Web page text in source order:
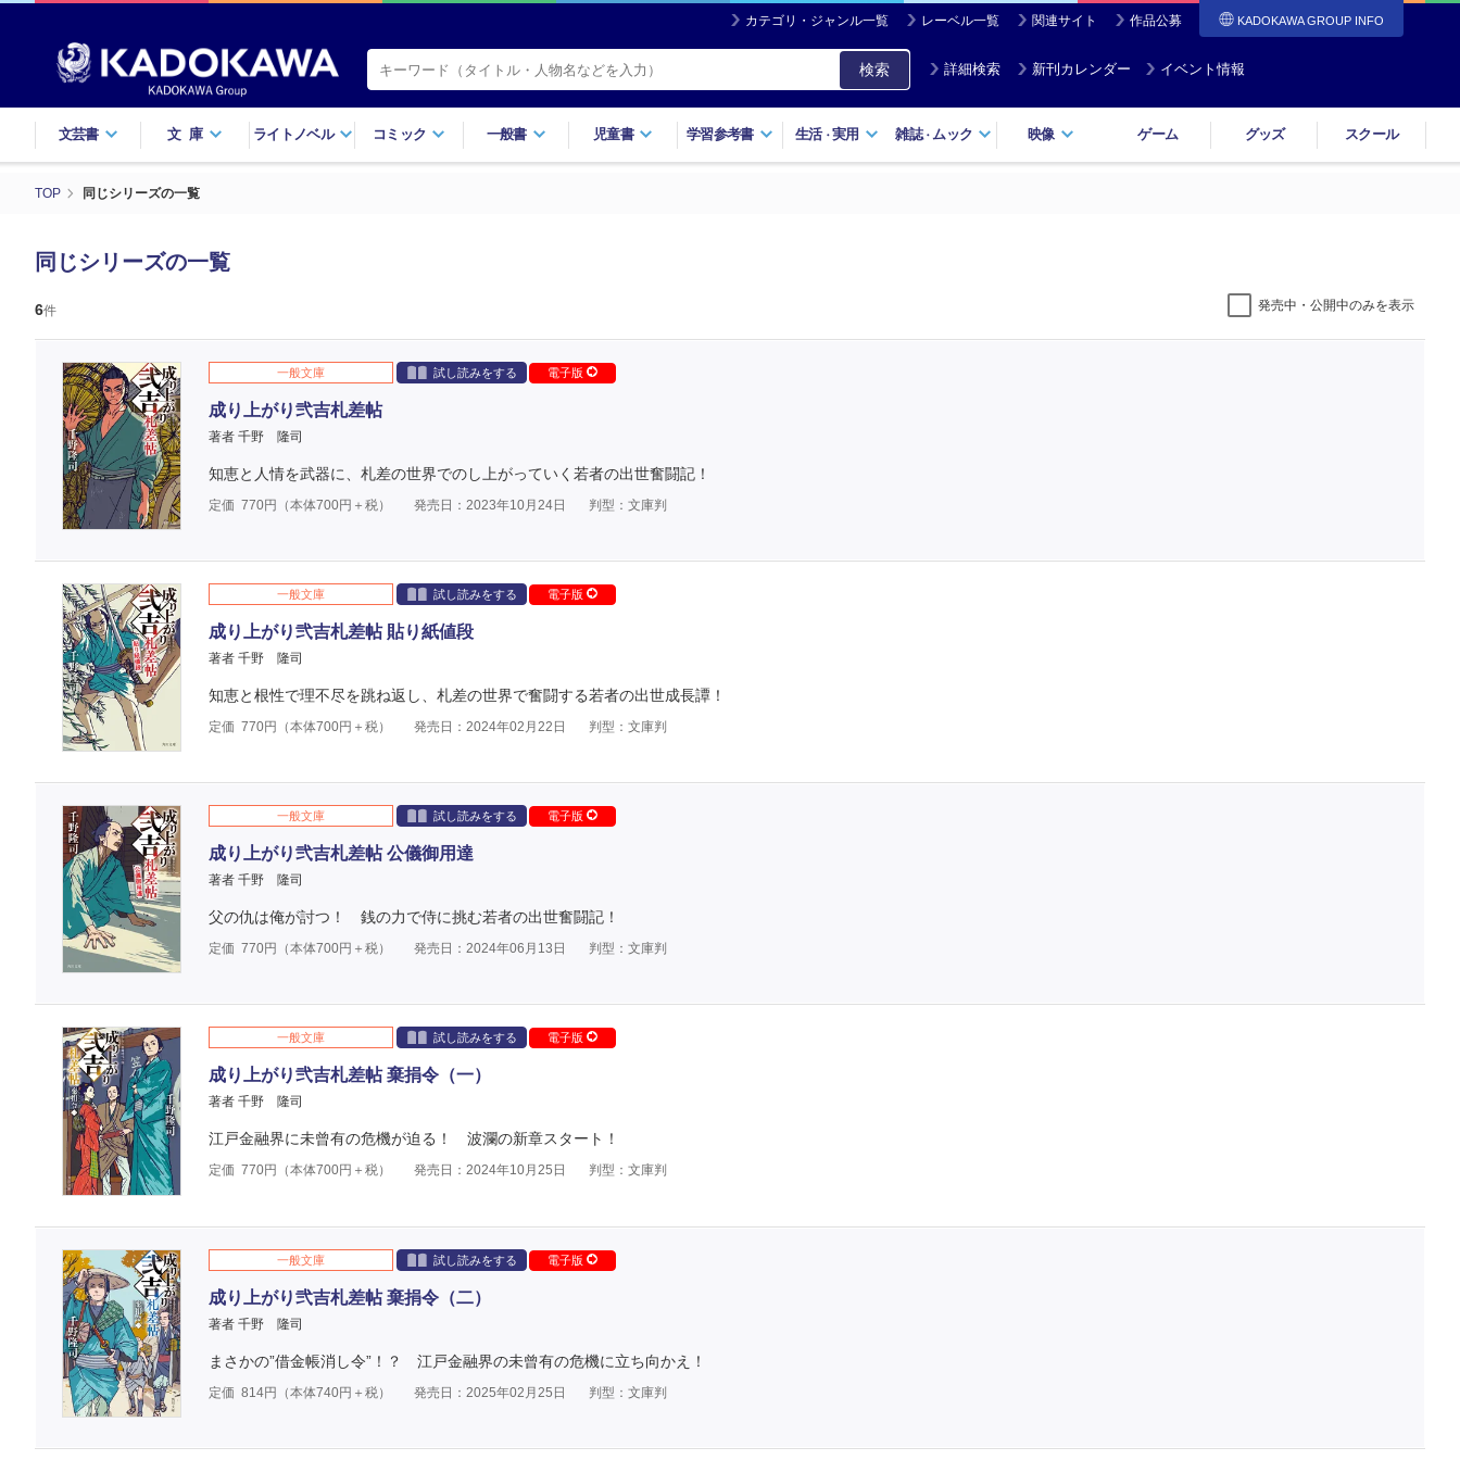
カテゴリ・ジャンル一覧 レーベル一覧 関連サイト 作品公募 KADOKAWA GROUP INFO
検索 詳細検索 新刊カレンダー イベント情報
文芸書 文庫 ライトノベル コミック 一般書 児童書 学習参考書 生活・実用 雑誌・ ムック 映像 ゲーム グッズ スクール
TOP 同じシリーズの一覧
同じシリーズの一覧
6件 発売中・公開中のみを表示
一般文庫 試し読みをする 電子版
成り上がり弐吉札差帖
著者 千野 隆司
知恵と人情を武器に、札差の世界でのし上がっていく若者の出世奮闘記！
定価 770円（本体700円＋税） 発売日：2023年10月24日 判型：文庫判
一般文庫 試し読みをする 電子版
成り上がり弐吉札差帖 貼り紙値段
著者 千野 隆司
知恵と根性で理不尽を跳ね返し、札差の世界で奮闘する若者の出世成長譚！
定価 770円（本体700円＋税） 発売日：2024年02月22日 判型：文庫判
一般文庫 試し読みをする 電子版
成り上がり弐吉札差帖 公儀御用達
著者 千野 隆司
父の仇は俺が討つ！ 銭の力で侍に挑む若者の出世奮闘記！
定価 770円（本体700円＋税） 発売日：2024年06月13日 判型：文庫判
一般文庫 試し読みをする 電子版
成り上がり弐吉札差帖 棄捐令（一）
著者 千野 隆司
江戸金融界に未曾有の危機が迫る！ 波瀾の新章スタート！
定価 770円（本体700円＋税） 発売日：2024年10月25日 判型：文庫判
一般文庫 試し読みをする 電子版
成り上がり弐吉札差帖 棄捐令（二）
著者 千野 隆司
まさかの”借金帳消し令”！？ 江戸金融界の未曾有の危機に立ち向かえ！
定価 814円（本体740円＋税） 発売日：2025年02月25日 判型：文庫判